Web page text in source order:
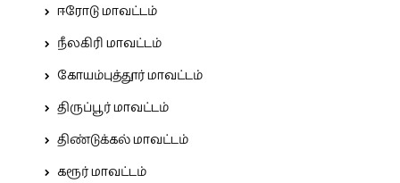
ஈரோடு மாவட்டம்
நீலகிரி மாவட்டம்
கோயம்புத்தூர் மாவட்டம்
திருப்பூர் மாவட்டம்
திண்டுக்கல் மாவட்டம்
கரூர் மாவட்டம்